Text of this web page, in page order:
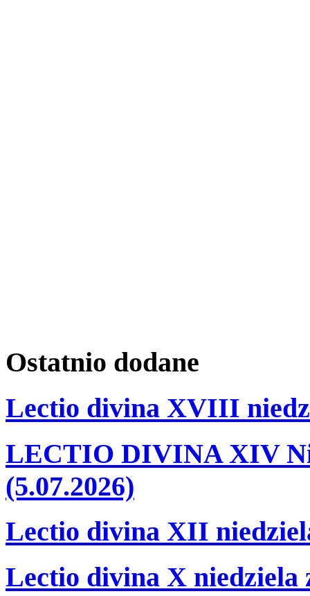
Ostatnio dodane
Lectio divina XVIII
LECTIO DIVINA XIV
(5.07.2026)
Lectio divina XII
Lectio divina X niedziela